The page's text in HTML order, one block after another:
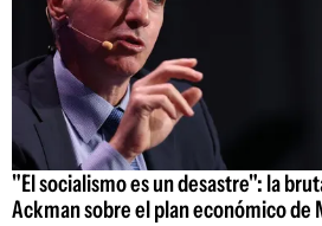
"El socialismo es un desastre": la
Ackman sobre el plan económico de